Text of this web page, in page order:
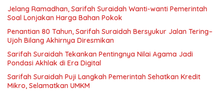
Jelang Ramadhan, Sarifah Suraidah Wanti-wanti Pemerintah
Soal Lonjakan Harga Bahan Pokok
Penantian 80 Tahun, Sarifah Suraidah Bersyukur Jalan Tering–
Ujoh Bilang Akhirnya Diresmikan
Sarifah Suraidah Tekankan Pentingnya Nilai Agama Jadi
Pondasi Akhlak di Era Digital
Sarifah Suraidah Puji Langkah Pemerintah Sehatkan Kredit
Mikro, Selamatkan UMKM